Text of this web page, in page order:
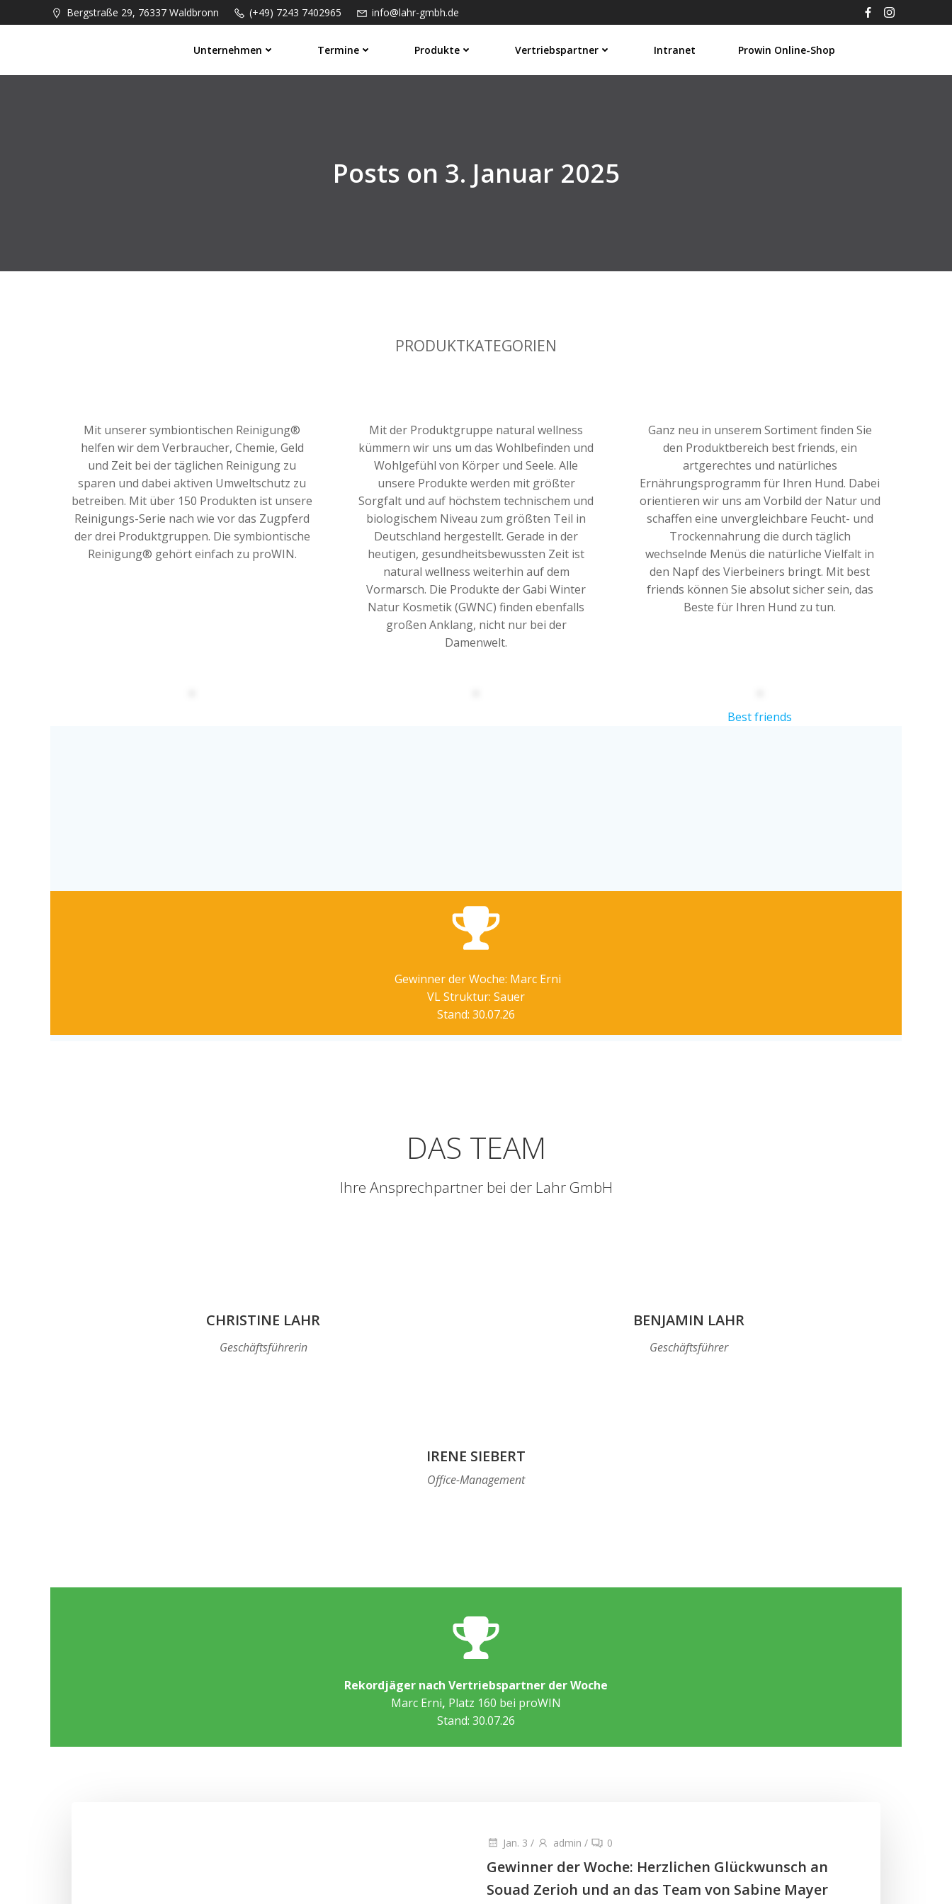
zum
Bergstraße 29, 76337 Waldbronn (+49) 7243 7402965 info@lahr-gmbh.de
Unternehmen Termine Produkte Vertriebspartner Intranet Prowin Online-Shop
Posts on 3. Januar 2025
PRODUKTKATEGORIEN
Mit unserer symbiontischen Reinigung®
helfen wir dem Verbraucher, Chemie, Geld
und Zeit bei der täglichen Reinigung zu
sparen und dabei aktiven Umweltschutz zu
betreiben. Mit über 150 Produkten ist unsere
Reinigungs-Serie nach wie vor das Zugpferd
der drei Produktgruppen. Die symbiontische
Reinigung® gehört einfach zu proWIN.
Mit der Produktgruppe natural wellness
kümmern wir uns um das Wohlbefinden und
Wohlgefühl von Körper und Seele. Alle
unsere Produkte werden mit größter
Sorgfalt und auf höchstem technischem und
biologischem Niveau zum größten Teil in
Deutschland hergestellt. Gerade in der
heutigen, gesundheitsbewussten Zeit ist
natural wellness weiterhin auf dem
Vormarsch. Die Produkte der Gabi Winter
Natur Kosmetik (GWNC) finden ebenfalls
großen Anklang, nicht nur bei der
Damenwelt.
Ganz neu in unserem Sortiment finden Sie
den Produktbereich best friends, ein
artgerechtes und natürliches
Ernährungsprogramm für Ihren Hund. Dabei
orientieren wir uns am Vorbild der Natur und
schaffen eine unvergleichbare Feucht- und
Trockennahrung die durch täglich
wechselnde Menüs die natürliche Vielfalt in
den Napf des Vierbeiners bringt. Mit best
friends können Sie absolut sicher sein, das
Beste für Ihren Hund zu tun.
Best friends
Gewinner der Woche: Marc Erni
VL Struktur: Sauer
Stand: 30.07.26
DAS TEAM
Ihre Ansprechpartner bei der Lahr GmbH
CHRISTINE LAHR
Geschäftsführerin
BENJAMIN LAHR
Geschäftsführer
IRENE SIEBERT
Office-Management
Rekordjäger nach Vertriebspartner der Woche
Marc Erni, Platz 160 bei proWIN
Stand: 30.07.26
Jan. 3 / admin / 0
Gewinner der Woche: Herzlichen Glückwunsch an
Souad Zerioh und an das Team von Sabine Mayer